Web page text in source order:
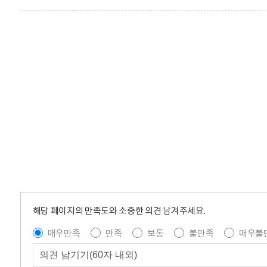
해당 페이지의 만족도와 소중한 의견 남겨주세요.
매우만족
만족 보통 불만족 매우불